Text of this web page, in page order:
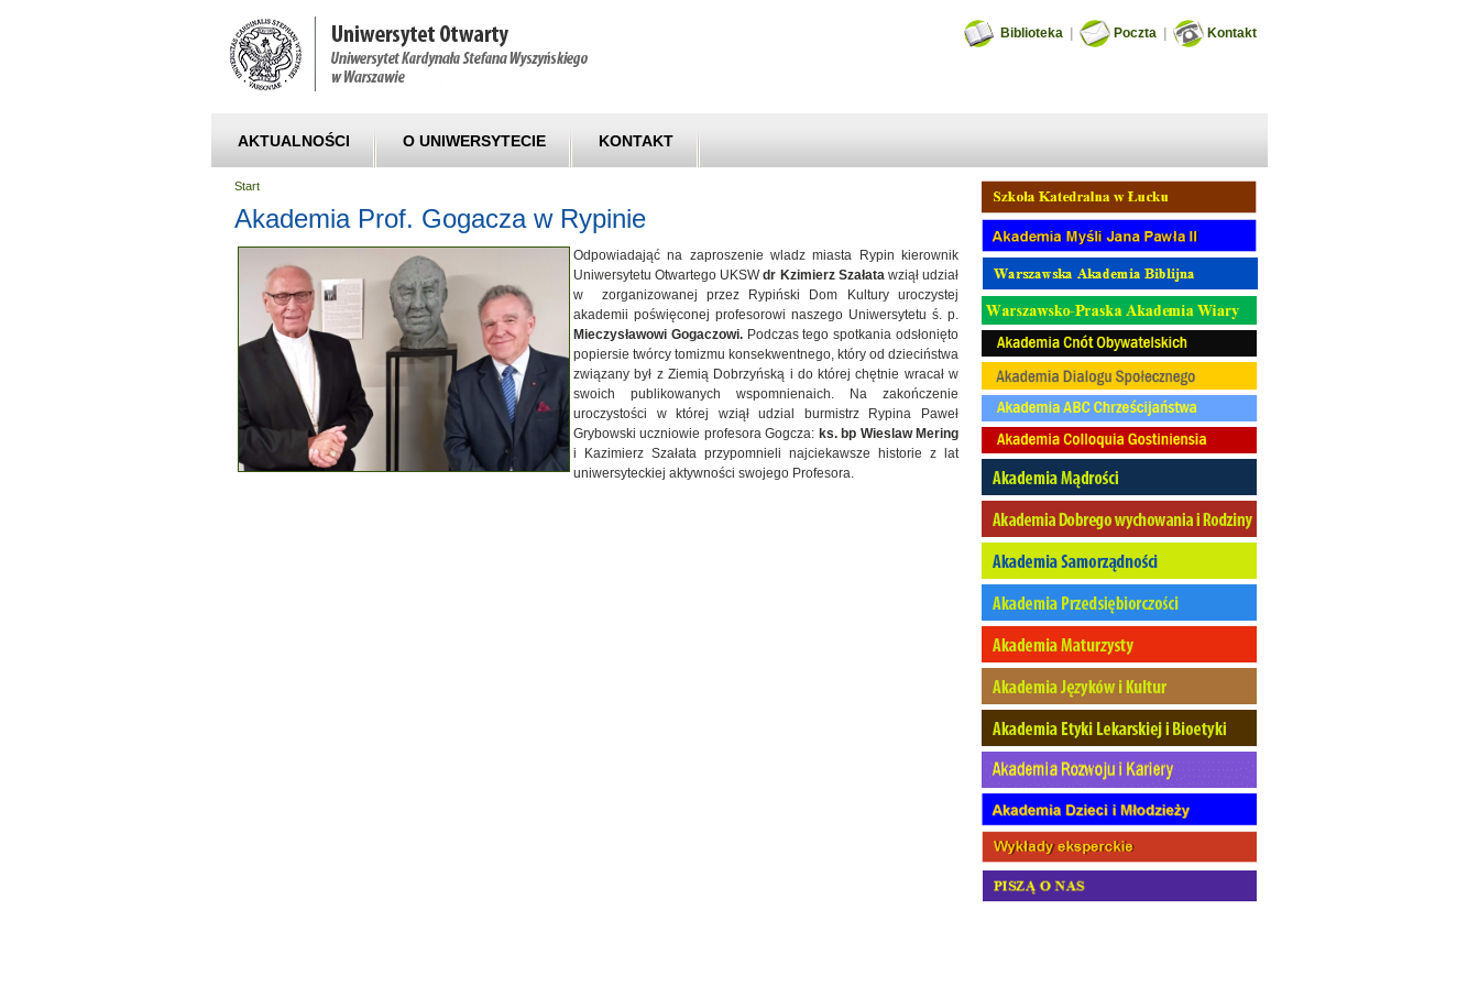
Biblioteka Poczta Kontakt
AKTUALNOŚCI O UNIWERSYTECIE KONTAKT
Start
Akademia Prof. Gogacza w Rypinie
Odpowiadająć na zaproszenie wladz miasta Rypin kierownik
Uniwersytetu Otwartego UKSWdr Kzimierz Szałatawziął udział
w zorganizowanej przez Rypiński Dom Kultury uroczystej
akademii poświęconej profesorowi naszego Uniwersytetu ś. p.
Mieczysławowi Gogaczowi.Podczas tego spotkania odsłonięto
popiersie twórcy tomizmu konsekwentnego, który od dzieciństwa
związany był z Ziemią Dobrzyńską i do której chętnie wracał w
swoich publikowanych wspomnienaich. Na zakończenie
uroczystości w której wziął udzial burmistrz Rypina Paweł
Grybowski uczniowie profesora Gogcza: ks. bp Wieslaw Mering
i Kazimierz Szałata przypomnieli najciekawsze historie z lat
uniwersyteckiej aktywności swojego Profesora.